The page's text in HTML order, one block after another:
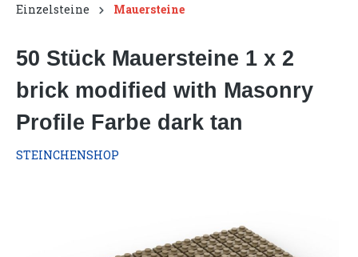
Einzelsteine Mauersteine
50 Stück Mauersteine 1 x 2
brick modified with Masonry
Profile Farbe dark tan
STEINCHENSHOP